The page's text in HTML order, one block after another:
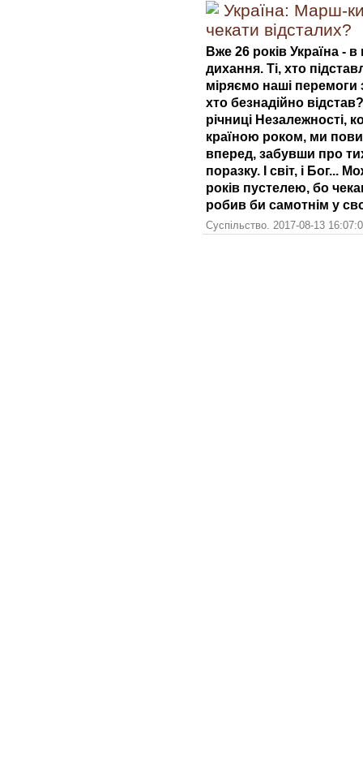
Україна: Марш-
чекати відсталих?
Вже 26 років Україна -
дихання. Ті, хто
міряємо наші перемоги
хто безнадійно
річниці Незалежності,
країною роком, ми
вперед, забувши про
поразку. І світ, і Бог...
років пустелею, бо
робив би самотнім у
Суспільство. 2017-08-13